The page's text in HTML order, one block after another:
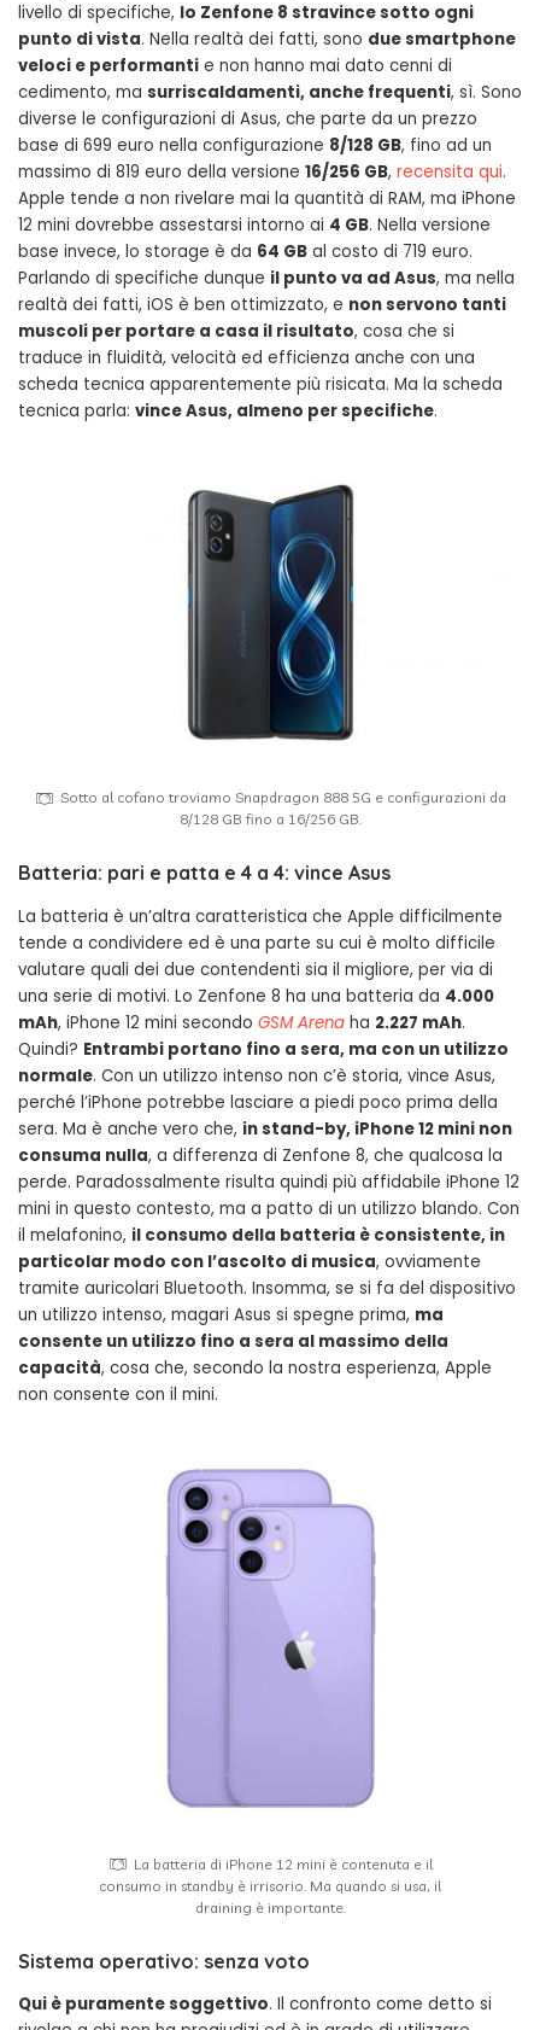
livello di specifiche, lo Zenfone 8 stravince sotto ogni
punto di vista. Nella realtà dei fatti, sono due smartphone
veloci e performanti e non hanno mai dato cenni di
cedimento, ma surriscaldamenti, anche frequenti, sì. Sono
diverse le configurazioni di Asus, che parte da un prezzo
base di 699 euro nella configurazione 8/128 GB, fino ad un
massimo di 819 euro della versione 16/256 GB, recensita qui.
Apple tende a non rivelare mai la quantità di RAM, ma iPhone
12 mini dovrebbe assestarsi intorno ai 4 GB. Nella versione
base invece, lo storage è da 64 GB al costo di 719 euro.
Parlando di specifiche dunque il punto va ad Asus, ma nella
realtà dei fatti, iOS è ben ottimizzato, e non servono tanti
muscoli per portare a casa il risultato, cosa che si
traduce in fluidità, velocità ed efficienza anche con una
scheda tecnica apparentemente più risicata. Ma la scheda
tecnica parla: vince Asus, almeno per specifiche.
Sotto al cofano troviamo Snapdragon 888 5G e configurazioni da
8/128 GB fino a 16/256 GB.
Batteria: pari e patta e 4 a 4: vince Asus
La batteria è un’altra caratteristica che Apple difficilmente
tende a condividere ed è una parte su cui è molto difficile
valutare quali dei due contendenti sia il migliore, per via di
una serie di motivi. Lo Zenfone 8 ha una batteria da 4.000
mAh, iPhone 12 mini secondo GSM Arena ha 2.227 mAh.
Quindi? Entrambi portano fino a sera, ma con un utilizzo
normale. Con un utilizzo intenso non c’è storia, vince Asus,
perché l’iPhone potrebbe lasciare a piedi poco prima della
sera. Ma è anche vero che, in stand-by, iPhone 12 mini non
consuma nulla, a differenza di Zenfone 8, che qualcosa la
perde. Paradossalmente risulta quindi più affidabile iPhone 12
mini in questo contesto, ma a patto di un utilizzo blando. Con
il melafonino, il consumo della batteria è consistente, in
particolar modo con l’ascolto di musica, ovviamente
tramite auricolari Bluetooth. Insomma, se si fa del dispositivo
un utilizzo intenso, magari Asus si spegne prima, ma
consente un utilizzo fino a sera al massimo della
capacità, cosa che, secondo la nostra esperienza, Apple
non consente con il mini.
La batteria di iPhone 12 mini è contenuta e il
consumo in standby è irrisorio. Ma quando si usa, il
draining è importante.
Sistema operativo: senza voto
Qui è puramente soggettivo. Il confronto come detto si